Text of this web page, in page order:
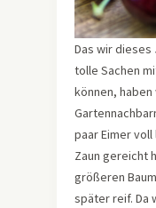
Das wir dieses
tolle Sachen
können,
paar Eimer
Zaun gereicht
größeren
später reif. Da